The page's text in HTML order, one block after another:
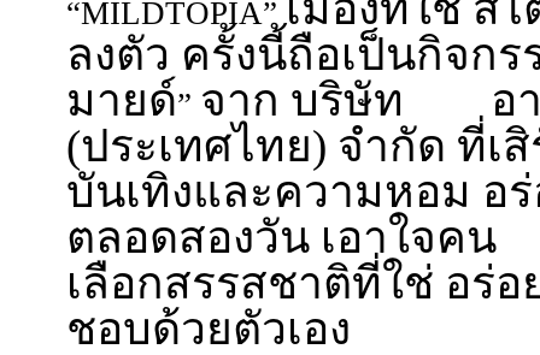
“MILDTOPIA”
ลงตัว ครั้งนี้ถือเป็นกิจก
มายด์” จาก บริษัท อา
(ประเทศไทย) จำกัด ที่เ
บันเทิงและความหอม อ
ตลอดสองวัน เอาใจค
เลือกสรรสชาติที่ใช่ อร่
ชอบด้วยตัวเอง